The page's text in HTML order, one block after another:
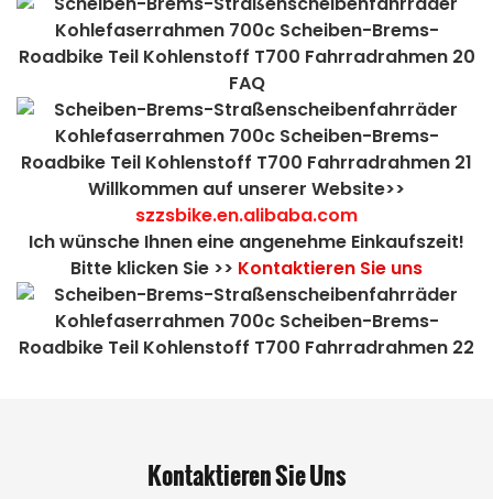
FAQ
Willkommen auf unserer Website>>
szzsbike.en.alibaba.com
Ich wünsche Ihnen eine angenehme Einkaufszeit!
Bitte klicken Sie >> Kontaktieren Sie uns
Kontaktieren Sie Uns